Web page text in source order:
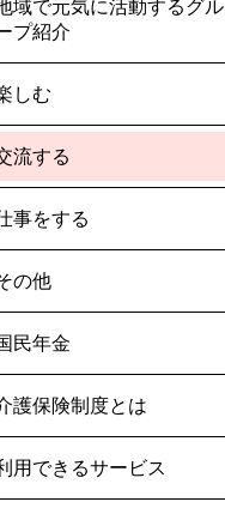
域で元気に活動するグル
プ紹介
しむ
流する
事をする
の他
民年金
護保険制度とは
用できるサービス